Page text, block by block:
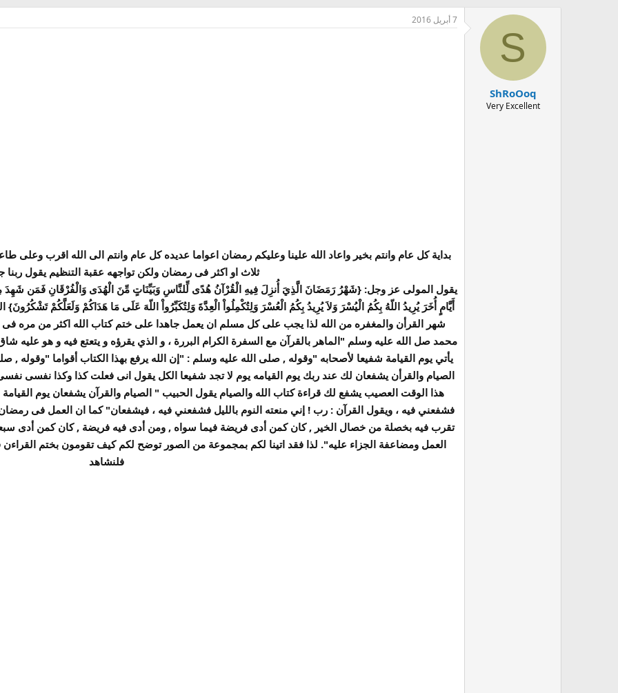
S
ShRoOoq
Very Excellent
7 أبريل 2016
بداية كل عام وانتم بخير واعاد الله علينا وعليكم رمضان اعواما عديده كل عام وانتم الى الله اقرب
ثلاث او اكثر فى رمضان ولكن تواجهه عقبة التنظيم يقول
يقول المولى عز وجل: {شَهْرُ رَمَضَانَ الَّذِيَ أُنزِلَ فِيهِ الْقُرْآنُ هُدًى لِّلنَّاسِ وَبَيِّنَاتٍ مِّنَ الْهُدَى وَالْفُرْقَانِ فَمَن
شهر القرأن والمغفره من الله لذا يجب على كل مسلم ان يعمل جاهدا على ختم كتاب الله اكثر من مره
محمد صل الله عليه وسلم "الماهر بالقرآن مع السفرة الكرام البررة ، و الذي يقرؤه و يتعتع فيه و هو عليه
يأتي يوم القيامة شفيعا لأصحابه "وقوله , صلى الله عليه وسلم : "إن الله يرفع بهذا الكتاب أقواما "وقوله
الصيام والقرأن يشفعان لك عند ربك يوم القيامه يوم لا تجد شفيعا الكل يقول انى فعلت كذا وكذا نفسى
هذا الوقت العصيب يشفع لك قراءة كتاب الله والصيام يقول الحبيب " الصيام والقرآن يشفعان يوم
تقرب فيه بخصلة من خصال الخير , كان كمن أدى فريضة فيما سواه , ومن أدى فيه فريضة , كان كمن أدى
العمل ومضاعفة الجزاء عليه". لذا فقد اتينا لكم بمجموعة من الصور توضح لكم كيف تقومون بختم
فلنشاهد